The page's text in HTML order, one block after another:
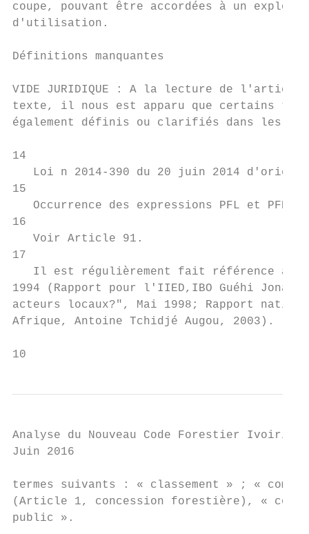
coupe, pouvant être accordées à un
d'utilisation.
Définitions manquantes
VIDE JURIDIQUE : A la lecture de
texte, il nous est apparu que certains
également définis ou clarifiés dans les
14
Loi n 2014-390 du 20 juin 2014
15
Occurrence des expressions PFL et PFNL
16
   Voir Article 91.
17
Il est régulièrement fait référence à
1994 (Rapport pour l'IIED,IBO Guéhi
acteurs locaux?", Mai 1998; Rapport
Afrique, Antoine Tchidjé Augou, 2003).
10
Analyse du Nouveau Code Forestier Ivoirien
Juin 2016
termes suivants : « classement » ; «
(Article 1, concession forestière), «
public ».